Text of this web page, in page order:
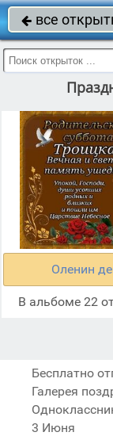
 все
Оленин
В альбоме 22
Бесплатно
Галерея
3 Июня